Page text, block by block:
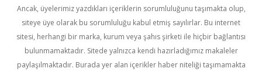
Ancak, üyelerimiz yazdıkları içeriklerin sorumluluğunu taşımakta olup,
siteye üye olarak bu sorumluluğu kabul etmiş sayılırlar. Bu internet
sitesi, herhangi bir marka, kurum veya şahıs şirketi ile hiçbir bağlantısı
bulunmamaktadır. Sitede yalnızca kendi hazırladığımız makaleler
paylaşılmaktadır. Burada yer alan içerikler haber niteliği taşımamakta